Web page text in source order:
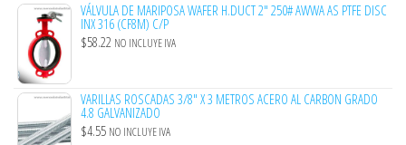
VÁLVULA DE MARIPOSA WAFER H.DUCT 2" 250# AWWA AS PTFE DISC
INX 316 (CF8M) C/P
$58.22 NO INCLUYE IVA
VARILLAS ROSCADAS 3/8" X 3 METROS ACERO AL CARBON GRADO
4.8 GALVANIZADO
$4.55 NO INCLUYE IVA